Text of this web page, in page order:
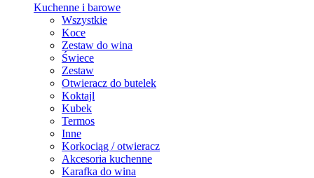
Kuchenne i barowe
Wszystkie
Koce
Zestaw do wina
Świece
Zestaw
Otwieracz do butelek
Koktajl
Kubek
Termos
Inne
Korkociąg / otwieracz
Akcesoria kuchenne
Karafka do wina